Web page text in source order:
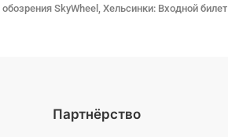
обозрения SkyWheel, Хельсинки: Входной билет
Партнёрство